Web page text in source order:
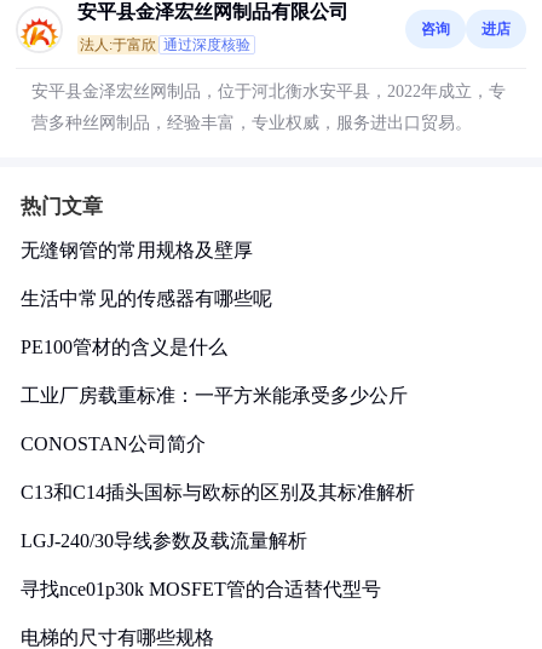
安平县金泽宏丝网制品有限公司
法人:于富欣 通过深度核验
咨询 进店
安平县金泽宏丝网制品，位于河北衡水安平县，2022年成立，专
营多种丝网制品，经验丰富，专业权威，服务进出口贸易。
热门文章
无缝钢管的常用规格及壁厚
生活中常见的传感器有哪些呢
PE100管材的含义是什么
工业厂房载重标准：一平方米能承受多少公斤
CONOSTAN公司简介
C13和C14插头国标与欧标的区别及其标准解析
LGJ-240/30导线参数及载流量解析
寻找nce01p30k MOSFET管的合适替代型号
电梯的尺寸有哪些规格